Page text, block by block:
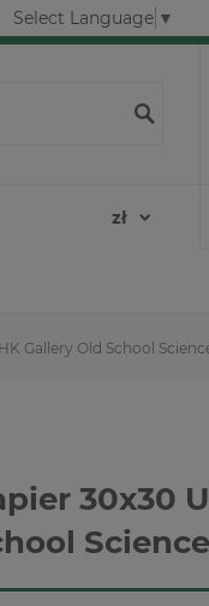
Select Language ▼
Gallery Old School
30x30